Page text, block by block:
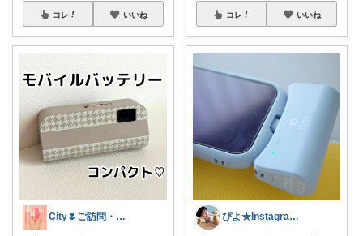
コレ いいね
City🌷ご訪問・経由購入感謝です✨
コレ いいね
ぴよ★Instagramも見てね！